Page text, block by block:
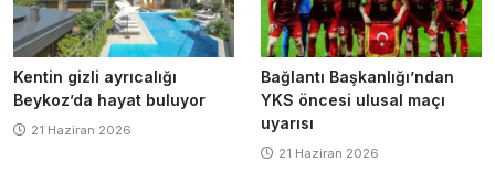
Kentin gizli ayrıcalığı
Beykoz’da hayat buluyor
21 Haziran 2026
Bağlantı Başkanlığı’ndan
YKS öncesi ulusal maçı
uyarısı
21 Haziran 2026